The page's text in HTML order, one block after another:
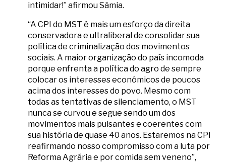
intimidar!” afirmou Sâmia.
“A CPI do MST é mais um esforço da direita
conservadora e ultraliberal de consolidar sua
política de criminalização dos movimentos
sociais. A maior organização do país incomoda
porque enfrenta a política do agro de sempre
colocar os interesses econômicos de poucos
acima dos interesses do povo. Mesmo com
todas as tentativas de silenciamento, o MST
nunca se curvou e segue sendo um dos
movimentos mais pulsantes e coerentes com
sua história de quase 40 anos. Estaremos na CPI
reafirmando nosso compromisso com a luta por
Reforma Agrária e por comida sem veneno”,